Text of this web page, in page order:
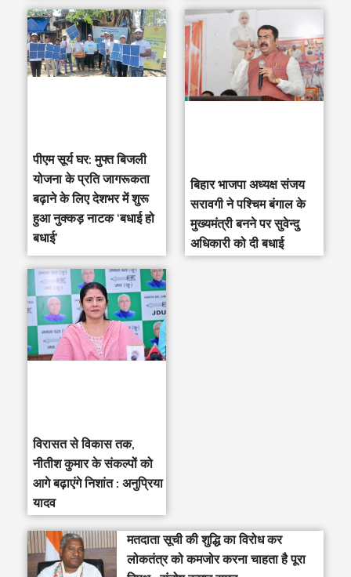
पीएम सूर्य घर: मुफ्त बिजली
योजना के प्रति जागरूकता
बढ़ाने के लिए देशभर में शुरू
हुआ नुक्कड़ नाटक ‘बधाई हो
बधाई’
‎बिहार भाजपा अध्यक्ष संजय
सरावगी ने पश्चिम बंगाल के
मुख्यमंत्री बनने पर सुवेन्दु
अधिकारी को दी बधाई
विरासत से विकास तक,
नीतीश कुमार के संकल्पों को
आगे बढ़ाएंगे निशांत : अनुप्रिया
यादव
मतदाता सूची की शुद्धि का विरोध कर
लोकतंत्र को कमजोर करना चाहता है पूरा